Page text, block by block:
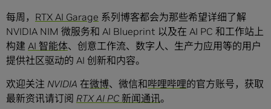
每周， RTX AI Garage 系列博客都会为那些希望详细了解
NVIDIA NIM 微服务和 AI Blueprint 以及在 AI PC 和工作站上
构建 AI 智能体、创意工作流、数字人、生产力应用等的用户
提供社区驱动的 AI 创新和内容。
欢迎关注 NVIDIA 在微博、微信和哔哩哔哩的官方账号，获取
最新资讯请订阅 RTX AI PC 新闻通讯。